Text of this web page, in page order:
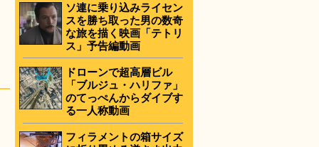
ソ連に乗り込みライセン
スを勝ち取った男の数奇
な旅を描く映画「テトリ
ス」予告編動画
ドローンで超高層ビル
「ブルジュ・ハリファ」
のてっぺんからダイブす
る一人称動画
フィラメントの箱サイズ